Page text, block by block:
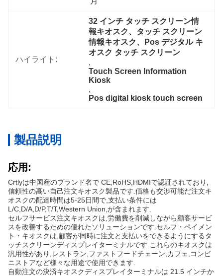
ハイライト:
32 インチ タッチ スクリーン情
報キオスク、タッチ スクリーン
情報キオスク、Pos デジタル キ
オスク タッチ スクリーン
,
Touch Screen Information
Kiosk
,
Pos digital kiosk touch screen
製品説明
応用:
Crtlyは中国産のブランド名で CE,RoHS,HDMIで認証されており,
信頼性の高い自己注文キオスク製品です.価格も交渉可能だ注文キ
オスクの配達時間は5-25日間で,支払い条件には
L/C,D/A,D/P,T/T,Western Union,が含まれます.
セルフサービス注文キオスクは,労働費を削減しながら顧客サービ
スを改善するための優れたソリューションです.セルフ・ペイメン
ト・キオスクは,顧客が同時に注文と支払いをできるようにするタ
ッチスクリーンディスプレイターミナルです.これらのキオスクは
汎用性があり,レストラン,ファストフードチェーン,カフェ,コンビ
ニストアなど様々な用途で使用できます.
自動注文の決済キオスクディスプレイターミナルは 21.5 インチか